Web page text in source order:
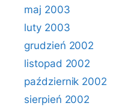
maj 2003
luty 2003
grudzień 2002
listopad 2002
październik 2002
sierpień 2002